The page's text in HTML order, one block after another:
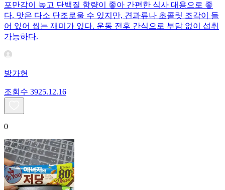
포만감이 높고 단백질 함량이 좋아 간편한 식사 대용으로 좋
다. 맛은 다소 단조로울 수 있지만, 견과류나 초콜릿 조각이 들
어 있어 씹는 재미가 있다. 운동 전후 간식으로 부담 없이 섭취
가능하다.
방가현
조회수 3925.12.16
0